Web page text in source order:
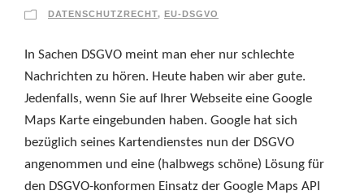
DATENSCHUTZRECHT, EU-DSGVO
In Sachen DSGVO meint man eher nur schlechte
Nachrichten zu hören. Heute haben wir aber gute.
Jedenfalls, wenn Sie auf Ihrer Webseite eine Google
Maps Karte eingebunden haben. Google hat sich
bezüglich seines Kartendienstes nun der DSGVO
angenommen und eine (halbwegs schöne) Lösung für
den DSGVO-konformen Einsatz der Google Maps API